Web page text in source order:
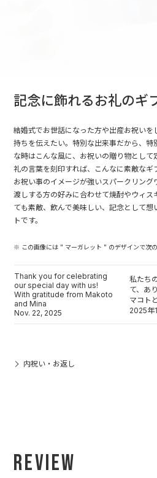
記念に飾れるお礼のギ
結婚式でお世話になった方や出産お祝い
持ちを伝えたい。特別な出来事だから、特
な時はこんな風に、お祝いの贈り物とし
礼の言葉を刻印すれば、こんなに素敵なギ
お祝い事のイメージが強いスパークリン
渡しする方の好みに合わせて焼酎やウィス
ても素敵、飲んで美味しい、記念として
トです。
※ この画像には " マーガレット " のデザインで次の
Thank you for celebrating
our special day with us!
With gratitude from Makoto
and Mina
Nov. 22, 2025
私たち
て、あ
マコト
2025年
内祝い・お返し
Review